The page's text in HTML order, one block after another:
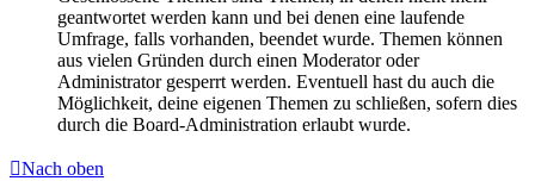
geantwortet werden kann und bei denen eine laufende
Umfrage, falls vorhanden, beendet wurde. Themen können
aus vielen Gründen durch einen Moderator oder
Administrator gesperrt werden. Eventuell hast du auch die
Möglichkeit, deine eigenen Themen zu schließen, sofern dies
durch die Board-Administration erlaubt wurde.
Nach oben